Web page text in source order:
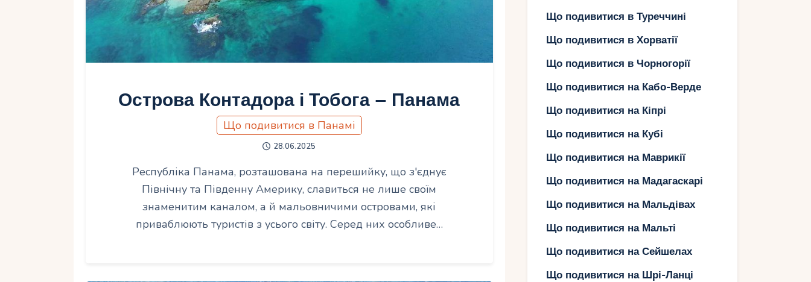
Острова Контадора і Тобога – Панама
Що подивитися в Панамі
28.06.2025
Республіка Панама, розташована на перешийку, що з'єднує
Північну та Південну Америку, славиться не лише своїм
знаменитим каналом, а й мальовничими островами, які
приваблюють туристів з усього світу. Серед них особливе…
Що подивитися в Туреччині
Що подивитися в Хорватії
Що подивитися в Чорногорії
Що подивитися на Кабо-Верде
Що подивитися на Кіпрі
Що подивитися на Кубі
Що подивитися на Маврикії
Що подивитися на Мадагаскарі
Що подивитися на Мальдівах
Що подивитися на Мальті
Що подивитися на Сейшелах
Що подивитися на Шрі-Ланці